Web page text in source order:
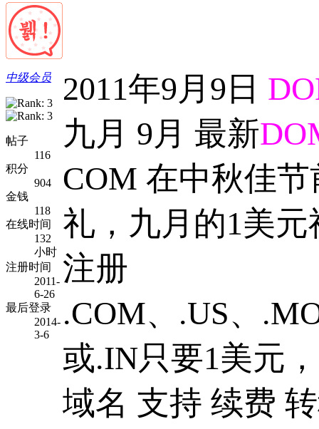
中级会员
帖子
116
积分
904
金钱
118
在线时间
132
小时
注册时间
2011-
6-26
最后登录
2014-
3-6
2011年9月9日
九月 9月 最新
COM 在中秋佳
礼，九月的1美
注册
.COM、.US、
或.IN只要1美元
域名 支持 续费